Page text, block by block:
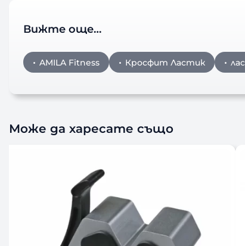
Вижте още…
AMILA Fitness Кросфит Ластик
Може да харесате също